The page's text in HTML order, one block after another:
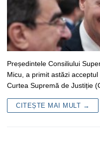
Președintele Consiliului
Micu, a primit astăzi
Curtea Supremă de Justiție
CITEȘTE MAI MULT →